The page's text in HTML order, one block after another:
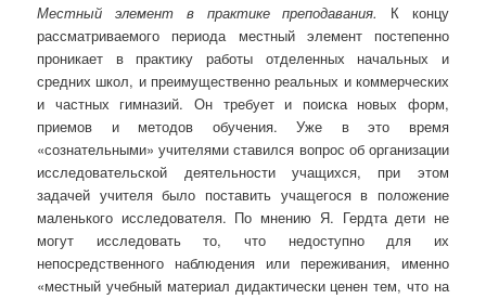
Местный элемент в практике преподавания. К концу
рассматриваемого периода местный элемент постепенно
проникает в практику работы отделенных начальных и
средних школ, и преимущественно реальных и коммерческих
и частных гимназий. Он требует и поиска новых форм,
приемов и методов обучения. Уже в это время
«сознательными» учителями ставился вопрос об организации
исследовательской деятельности учащихся, при этом
задачей учителя было поставить учащегося в положение
маленького исследователя. По мнению Я. Гердта дети не
могут исследовать то, что недоступно для их
непосредственного наблюдения или переживания, именно
«местный учебный материал дидактически ценен тем, что на